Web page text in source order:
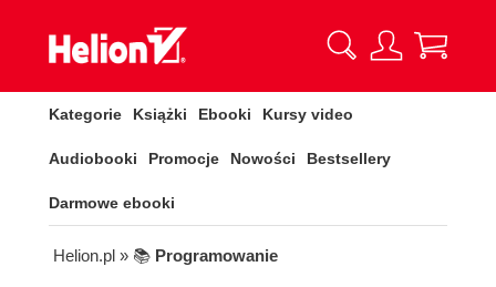
Kategorie Książki Ebooki Kursy video
Audiobooki Promocje Nowości Bestsellery
Darmowe ebooki
Helion.pl » 📚 Programowanie